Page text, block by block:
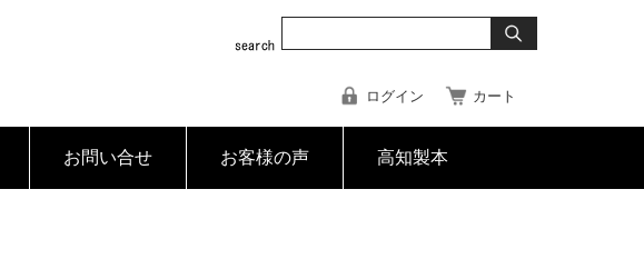
ログイン カート
お問い合せ お客様の声 高知製本